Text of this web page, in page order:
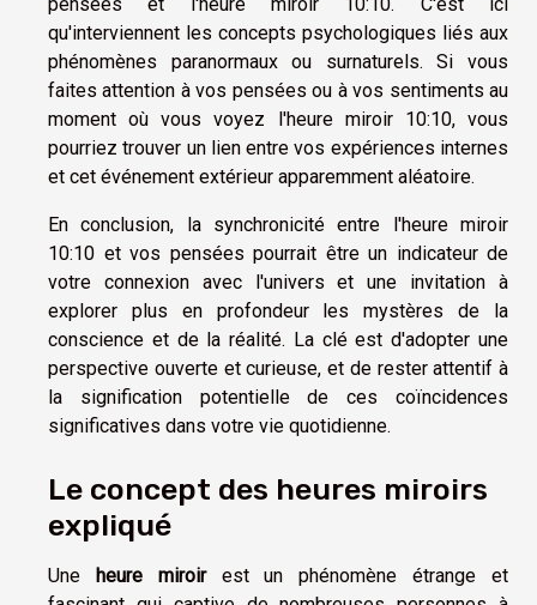
qu'interviennent les concepts psychologiques liés aux
phénomènes paranormaux ou surnaturels. Si vous
faites attention à vos pensées ou à vos sentiments au
moment où vous voyez l'heure miroir 10:10, vous
pourriez trouver un lien entre vos expériences internes
et cet événement extérieur apparemment aléatoire.
En conclusion, la synchronicité entre l'heure miroir
10:10 et vos pensées pourrait être un indicateur de
votre connexion avec l'univers et une invitation à
explorer plus en profondeur les mystères de la
conscience et de la réalité. La clé est d'adopter une
perspective ouverte et curieuse, et de rester attentif à
la signification potentielle de ces coïncidences
significatives dans votre vie quotidienne.
Le concept des heures miroirs
expliqué
Une heure miroirest un phénomène étrange et